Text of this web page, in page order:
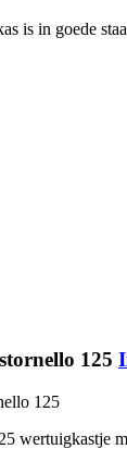
is in goede
125
wertuigkastje